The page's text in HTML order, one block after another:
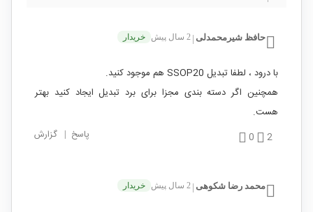
حافظ شیرمحمدلی 2 سال پیش خریدار
با درود ، لطفا تبدیل SSOP20 هم موجود کنید.
همچنین اگر دسته بندی مجزا برای برد تبدیل ایجاد کنید بهتر
هست.
2
0 پاسخ | گزارش
محمد رضا شکوهی 2 سال پیش خریدار